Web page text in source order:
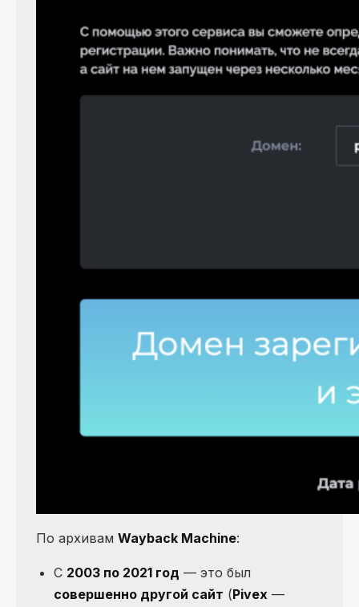
По архивам Wayback Machine:
С 2003 по 2021 год — это был
совершенно другой сайт (Pivеx —